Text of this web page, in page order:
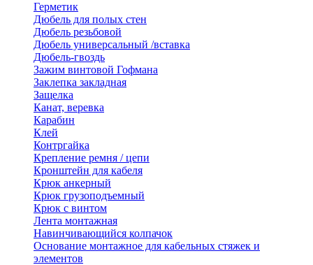
Герметик
Дюбель для полых стен
Дюбель резьбовой
Дюбель универсальный /вставка
Дюбель-гвоздь
Зажим винтовой Гофмана
Заклепка закладная
Защелка
Канат, веревка
Карабин
Клей
Контргайка
Крепление ремня / цепи
Кронштейн для кабеля
Крюк анкерный
Крюк грузоподъемный
Крюк с винтом
Лента монтажная
Навинчивающийся колпачок
Основание монтажное для кабельных стяжек и
элементов